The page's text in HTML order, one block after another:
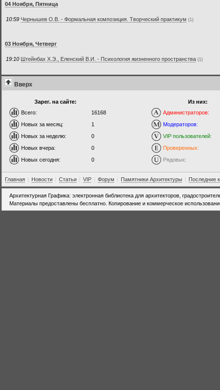
04 Ноября, Пятница
10:59 Чернышев О.В. - Формальная композиция. Творческий практикум (1)
03 Ноября, Четверг
19:10 Штейнбах Х.Э., Еленский В.И. - Психология жизненного пространства (1)
Вверх
Зарег. на сайте:
Всего:
16168
Новых за месяц:
1
Новых за неделю:
0
Новых вчера:
0
Новых сегодня:
0
Из них:
Администраторов:
Модераторов:
VIP пользователей:
Проверенных:
Рядовых:
Главная | Новости | Статьи | VIP | Форум | Памятники Архитектуры | Последние
Архитектурная Графика: электронная библиотека для архитекторов,
Материалы предоставлены бесплатно. Копирование и коммерческое